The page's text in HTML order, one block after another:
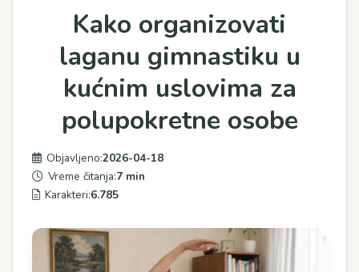
Kako organizovati
laganu gimnastiku u
kućnim uslovima za
polupokretne osobe
Objavljeno:2026-04-18
Vreme čitanja:7 min
Karakteri:6.785